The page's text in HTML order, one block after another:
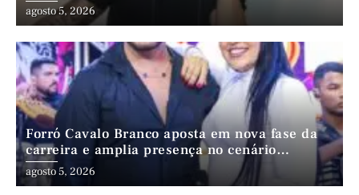
agosto 5, 2026
Forró Cavalo Branco aposta em nova fase da
carreira e amplia presença no cenário
nordestino
agosto 5, 2026